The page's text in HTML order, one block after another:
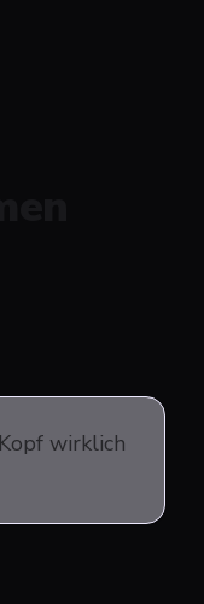
wirklich